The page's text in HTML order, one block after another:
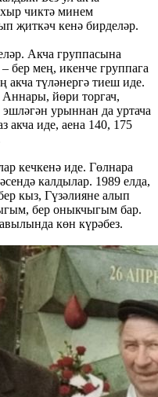
чиктә минем
җиткәч кенә бирделәр.
Акча группасына
бер мең, икенче группага
акча түләнергә тиеш иде.
йөри торгач,
эшләгән урыннан да уртача
акча иде, аена 140, 175
кечкенә иде. Гөлнара
калдылар. 1989 елда,
кыз, Гүзәлияне алып
бер оныкчыгым бар.
көн күрәбез.